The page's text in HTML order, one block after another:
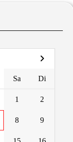
Sa Di
1 2
8 9